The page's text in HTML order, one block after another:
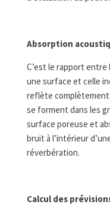
Absorption
C’est le rapport entre
une surface et celle
reflète complètement
se forment dans les
surface poreuse et
bruit à l’intérieur
réverbération.
Calcul des